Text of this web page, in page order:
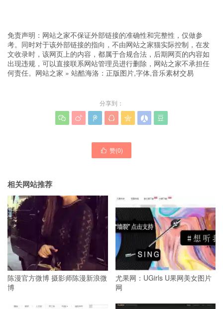
免责声明：网站之家不保证外部链接的准确性和完整性，仅做参
考。同时对于该外部链接的指向，不由网站之家猫实际控制，在发
文收录时，该网页上的内容，都属于合规合法，后期网页的内容如
出现违规，可以直接联系网站管理员进行删除，网站之家不承担任
何责任。 网站之家 » 站酷海洛：正版图片,字体,音乐素材交易
分享到：
      
 赞(0)
相关网站推荐
陈漫官方微博 摄影师陈漫新浪微
博
尤果网：UGirls U果网美女图片
网